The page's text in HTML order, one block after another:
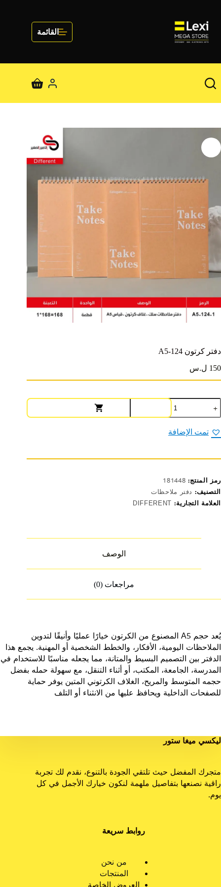
المحتوى
القائمة
عربة
دفتر كرتون A5-124
150 ل.س
كمية
دفتر
كرتون
A5-
124
تمت الإضافة
رمز المنتج: 181448
التصنيف: دفتر ملاحظات
العلامة التجارية: DIFFERENT
الوصف
مراجعات (0)
يُعد حجم A5 المصنوع من الكرتون خيارًا عمليًا وأنيقًا لتدوين
الملاحظات اليومية، الأفكار، والخطط الشخصية أو المهنية. يجمع هذا
الدفتر بين التصميم البسيط والمتانة، مما يجعله مناسبًا للاستخدام في
المدرسة، الجامعة، المكتب، أو أثناء التنقل، مع سهولة حمله بفضل
حجمه المتوسط والمريح، الغلاف الكرتوني المتين يوفر حماية
للصفحات الداخلية ويحافظ عليها من الانثناء أو التلف
ليكسي ميغا ستور
متجرك المفضل حيث تلتقي الجودة بالتنوع، نقدم لك تجربة
راقية نصنعها بتفاصيل ملهمة لنكون خيارك الأجمل في كل
يوم.
روابط سريعة
من نحن
المنتجات